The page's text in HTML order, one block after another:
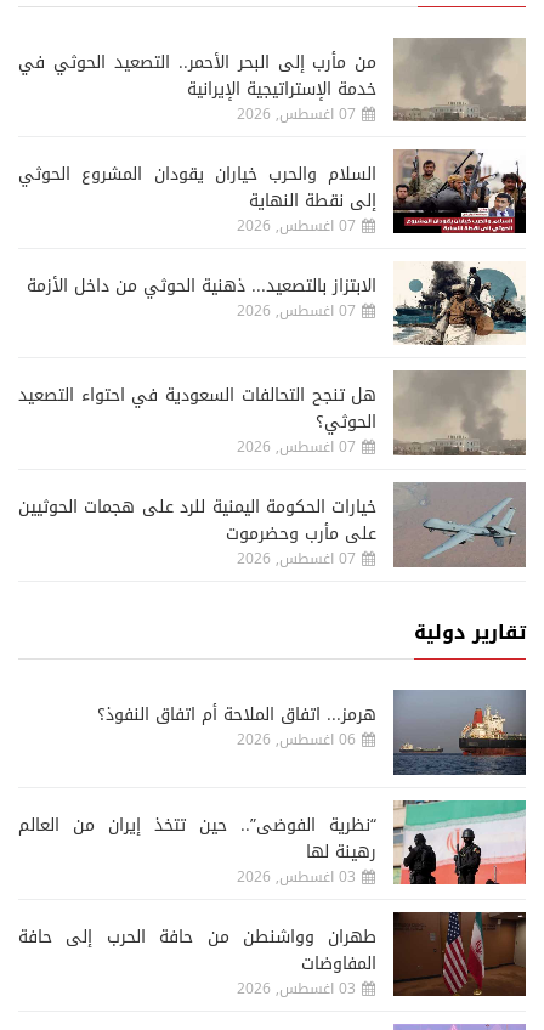
من مأرب إلى البحر الأحمر.. التصعيد الحوثي في
خدمة الإستراتيجية الإيرانية
07 اغسطس, 2026
السلام والحرب خياران يقودان المشروع الحوثي
إلى نقطة النهاية
07 اغسطس, 2026
الابتزاز بالتصعيد... ذهنية الحوثي من داخل الأزمة
07 اغسطس, 2026
هل تنجح التحالفات السعودية في احتواء التصعيد
الحوثي؟
07 اغسطس, 2026
خيارات الحكومة اليمنية للرد على هجمات الحوثيين
على مأرب وحضرموت
07 اغسطس, 2026
تقارير دولية
هرمز... اتفاق الملاحة أم اتفاق النفوذ؟
06 اغسطس, 2026
“نظرية الفوضى”.. حين تتخذ إيران من العالم
رهينة لها
03 اغسطس, 2026
طهران وواشنطن من حافة الحرب إلى حافة
المفاوضات
03 اغسطس, 2026